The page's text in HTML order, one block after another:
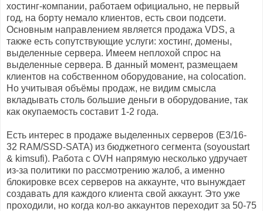
хостинг-компании, работаем официально, не первый
год, на борту немало клиентов, есть свои подсети.
Основным направлением является продажа VDS, а
также есть сопутствующие услуги: хостинг, домены,
выделенные сервера. Имеем неплохой спрос на
выделенные сервера. В данный момент, размещаем
клиентов на собственном оборудование, на colocation.
Но учитывая объёмы продаж, не видим смысла
вкладывать столь большие деньги в оборудование, так
как окупаемость составит 1-2 года.
Есть интерес в продаже выделенных серверов (E3/16-
32 RAM/SSD-SATA) из бюджетного сегмента (soyoustart
& kimsufi). Работа с OVH напрямую несколько удручает
из-за политики по рассмотрению жалоб, а именно
блокировке всех серверов на аккаунте, что вынуждает
создавать для каждого клиента свой аккаунт. Это уже
проходили, но когда кол-во аккаунтов переходит за 50-75